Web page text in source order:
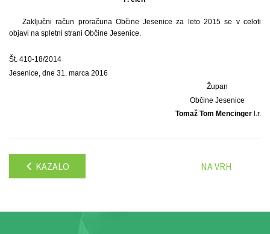
Zaključni račun proračuna Občine Jesenice za leto 2015 se v celoti
objavi na spletni strani Občine Jesenice.
Št. 410-18/2014
Jesenice, dne 31. marca 2016
Župan
Občine Jesenice
Tomaž Tom Mencingerl.r.
KAZALO NA VRH